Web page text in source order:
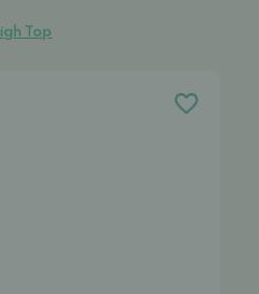
Top